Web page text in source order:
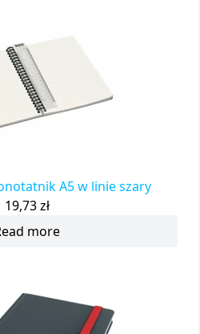
A5 w linie szary
19,73zł
more